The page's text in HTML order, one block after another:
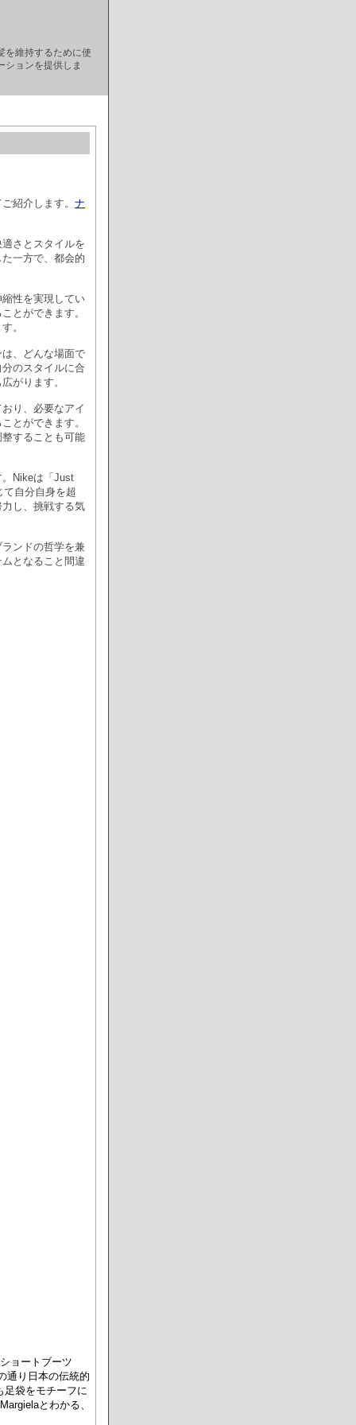
を維持するために使
ションを提供しま
紹介します。 ナ
さとスタイルを
一方で、都会的
性を実現してい
とができます。
。
、どんな場面で
のスタイルに合
がります。
り、必要なアイ
とができます。
することも可能
Nikeは「Just
自分自身を超
し、挑戦する気
ンドの哲学を兼
となること間違
ョートブーツ
通り日本の伝統的
足袋をモチーフに
とわかる、